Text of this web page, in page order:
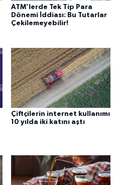
ATM’lerde Tek Tip Para
Dönemi İddiası: Bu Tutarlar
Çekilemeyebilir!
Çiftçilerin internet kullanımı
10 yılda iki katını aştı